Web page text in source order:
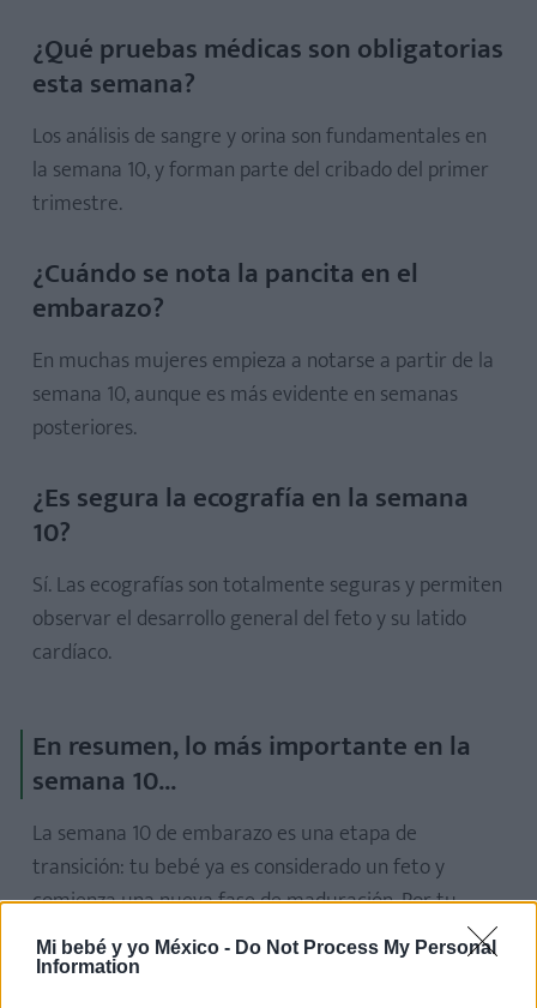
Mi bebé y yo México - Do Not Process My Personal
Information
¿Qué pruebas médicas son obligatorias
esta semana?
Los análisis de sangre y orina son fundamentales en
la semana 10, y forman parte del cribado del primer
trimestre.
¿Cuándo se nota la pancita en el
embarazo?
En muchas mujeres empieza a notarse a partir de la
semana 10, aunque es más evidente en semanas
posteriores.
¿Es segura la ecografía en la semana
10?
Sí. Las ecografías son totalmente seguras y permiten
observar el desarrollo general del feto y su latido
cardíaco.
En resumen, lo más importante en la
semana 10...
La semana 10 de embarazo es una etapa de
transición: tu bebé ya es considerado un feto y
comienza una nueva fase de maduración. Por tu
parte, puedes notar nuevos síntomas, sentirte algo
mejor físicamente y comenzar a conectar aún más